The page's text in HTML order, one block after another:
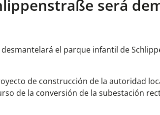
será
desmantelará el parque infantil de
de construcción de la autoridad
de la conversión de la subestación